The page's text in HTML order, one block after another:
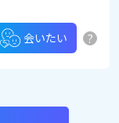
会いたい ?